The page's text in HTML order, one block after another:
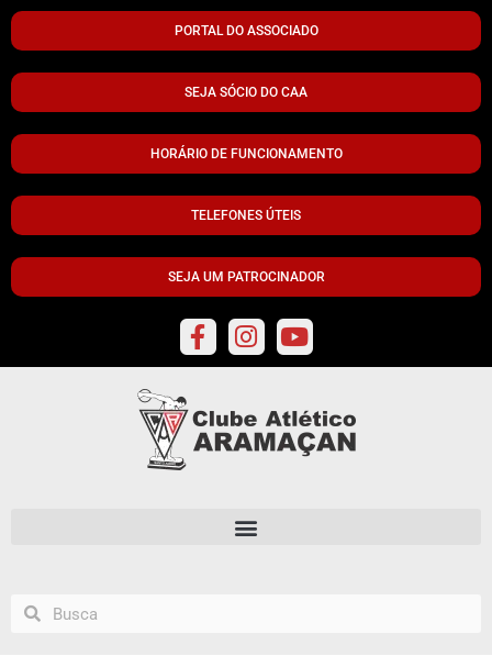
PORTAL DO ASSOCIADO
SEJA SÓCIO DO CAA
HORÁRIO DE FUNCIONAMENTO
TELEFONES ÚTEIS
SEJA UM PATROCINADOR